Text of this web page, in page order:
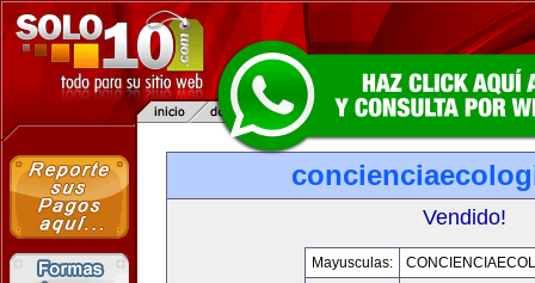
Vendido!
Mayusculas: